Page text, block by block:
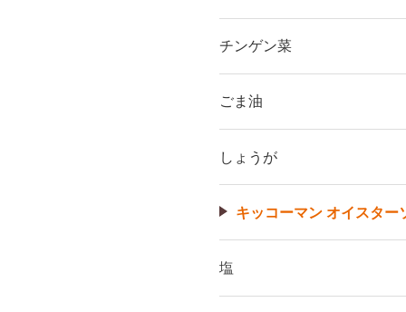
チンゲン菜
ごま油
しょうが
キッコーマン オイスター
塩